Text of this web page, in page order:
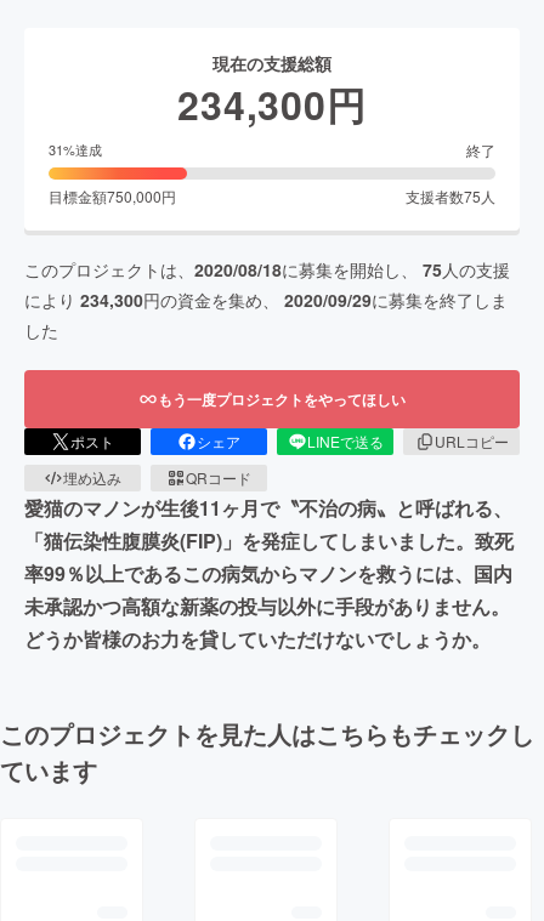
現在の支援総額
234,300円
31%達成 終了
目標金額750,000円 支援者数75 人
このプロジェクトは、 2020/08/18に募集を開始し、 75人の支援
により 234,300円の資金を集め、 2020/09/29に募集を終了しま
した
もう一度プロジェクトをやってほしい
ポスト シェア LINEで送る
URLコピー
埋め込み
QRコード
愛猫のマノンが生後11ヶ月で〝不治の病〟と呼ばれる、
「猫伝染性腹膜炎(FIP)」を発症してしまいました。致死
率99％以上であるこの病気からマノンを救うには、国内
未承認かつ高額な新薬の投与以外に手段がありません。
どうか皆様のお力を貸していただけないでしょうか。
このプロジェクトを見た人はこちらもチェックし
ています